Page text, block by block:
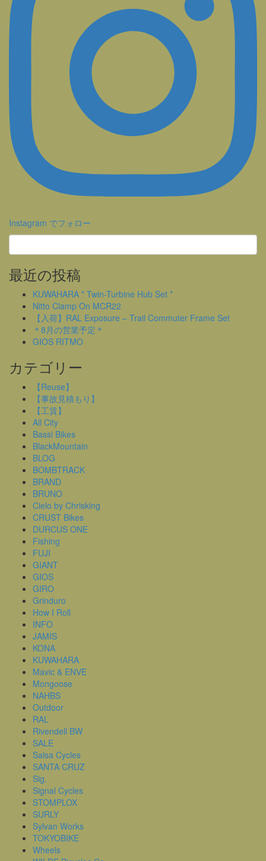
Instagram でフォロー
最近の投稿
KUWAHARA * Twin-Turbine Hub Set *
Nitto Clamp On MCR22
【入荷】RAL Exposure – Trail Commuter Frame Set
＊8月の営業予定＊
GIOS RITMO
カテゴリー
【Reuse】
【事故見積もり】
【工賃】
All City
Bassi Bikes
BlackMountain
BLOG
BOMBTRACK
BRAND
BRUNO
Cielo by Chrisking
CRUST Bikes
DURCUS ONE
Fishing
FUJI
GIANT
GIOS
GIRO
Grinduro
How I Roll
INFO
JAMIS
KONA
KUWAHARA
Mavic & ENVE
Mongoose
NAHBS
Outdoor
RAL
Rivendell BW
SALE
Salsa Cycles
SANTA CRUZ
Sig.
Signal Cycles
STOMPLOX
SURLY
Sylvan Works
TOKYOBIKE
Wheels